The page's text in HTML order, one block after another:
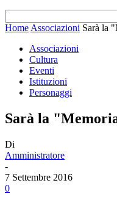
Home Associazioni Sarà la
Associazioni
Cultura
Eventi
Istituzioni
Personaggi
Sarà la
Di
Amministratore
-
7 Settembre 2016
0